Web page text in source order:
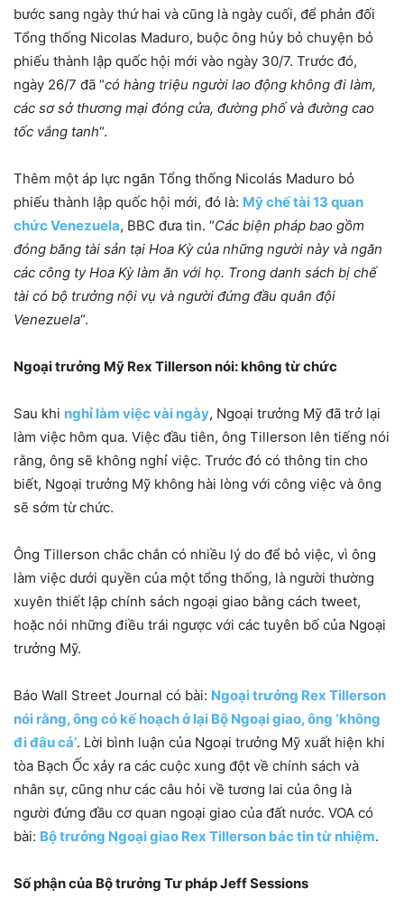
bước sang ngày thứ hai và cũng là ngày cuối, để phản đối
Tổng thống Nicolas Maduro, buộc ông hủy bỏ chuyện bỏ
phiếu thành lập quốc hội mới vào ngày 30/7. Trước đó,
ngày 26/7 đã “có hàng triệu người lao động không đi làm,
các sơ sở thương mại đóng cửa, đường phố và đường cao
tốc vắng tanh“.
Thêm một áp lực ngăn Tổng thống Nicolás Maduro bỏ
phiếu thành lập quốc hội mới, đó là: Mỹ chế tài 13 quan
chức Venezuela, BBC đưa tin. “Các biện pháp bao gồm
đóng băng tài sản tại Hoa Kỳ của những người này và ngăn
các công ty Hoa Kỳ làm ăn với họ. Trong danh sách bị chế
tài có bộ trưởng nội vụ và người đứng đầu quân đội
Venezuela“.
Ngoại trưởng Mỹ Rex Tillerson nói: không từ chức
Sau khi nghỉ làm việc vài ngày, Ngoại trưởng Mỹ đã trở lại
làm việc hôm qua. Việc đầu tiên, ông Tillerson lên tiếng nói
rằng, ông sẽ không nghỉ việc. Trước đó có thông tin cho
biết, Ngoại trưởng Mỹ không hài lòng với công việc và ông
sẽ sớm từ chức.
Ông Tillerson chắc chắn có nhiều lý do để bỏ việc, vì ông
làm việc dưới quyền của một tổng thống, là người thường
xuyên thiết lập chính sách ngoại giao bằng cách tweet,
hoặc nói những điều trái ngược với các tuyên bố của Ngoại
trưởng Mỹ.
Báo Wall Street Journal có bài: Ngoại trưởng Rex Tillerson
nói rằng, ông có kế hoạch ở lại Bộ Ngoại giao, ông ‘không
đi đâu cả’. Lời bình luận của Ngoại trưởng Mỹ xuất hiện khi
tòa Bạch Ốc xảy ra các cuộc xung đột về chính sách và
nhân sự, cũng như các câu hỏi về tương lai của ông là
người đứng đầu cơ quan ngoại giao của đất nước. VOA có
bài: Bộ trưởng Ngoại giao Rex Tillerson bác tin từ nhiệm.
Số phận của Bộ trưởng Tư pháp Jeff Sessions